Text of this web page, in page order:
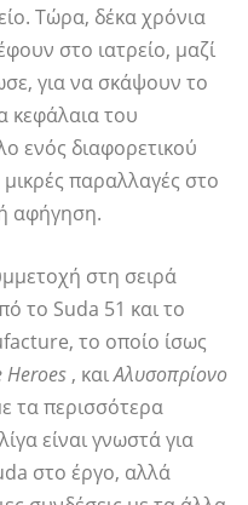
Τώρα, δέκα χρόνια
στο ιατρείο, μαζί
για να σκάψουν το
κεφάλαια του
ενός διαφορετικού
παραλλαγές στο
αφήγηση.
στη σειρά
το Suda 51 και το
το οποίο ίσως
Heroes , καιΑλυσοπρίονο
τα περισσότερα
είναι γνωστά για
στο έργο, αλλά